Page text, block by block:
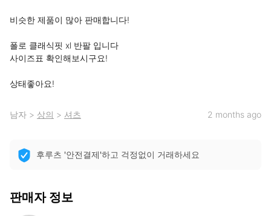
비슷한 제품이 많아 판매합니다!
폴로 클래식핏 xl 반팔 입니다
사이즈표 확인해보시구요!
상태좋아요!
남자 > 상의 > 셔츠 2 months ago
후루츠 '안전결제'하고 걱정없이 거래하세요
판매자 정보